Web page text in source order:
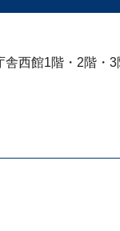
西館1階・2階・3